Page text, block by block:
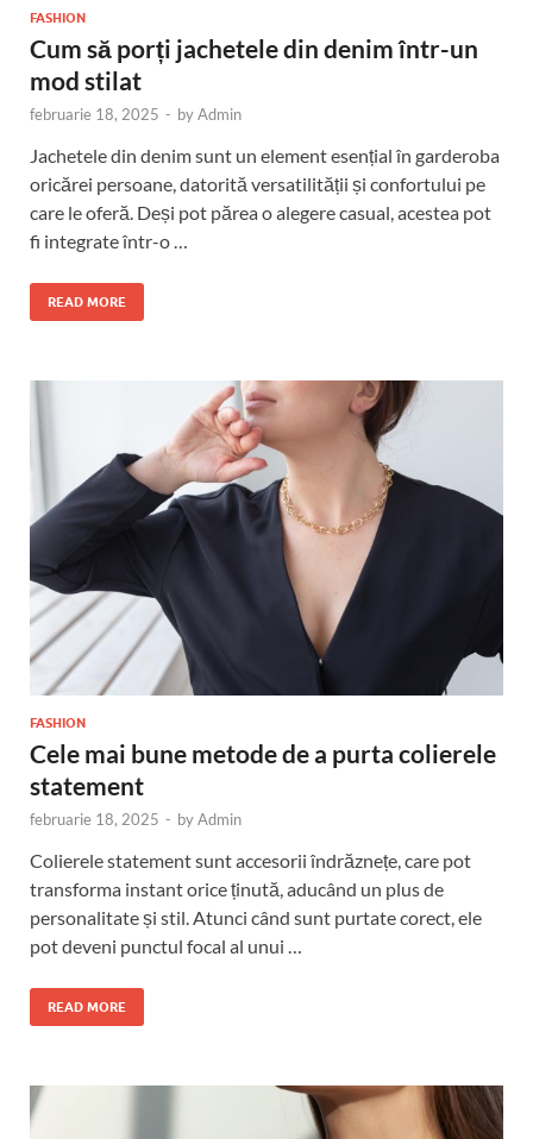
FASHION
Cum să porți jachetele din denim într-un
mod stilat
februarie 18, 2025 - byAdmin
Jachetele din denim sunt un element esențial în garderoba
oricărei persoane, datorită versatilității și confortului pe
care le oferă. Deși pot părea o alegere casual, acestea pot
fi integrate într-o …
READ MORE
FASHION
Cele mai bune metode de a purta colierele
statement
februarie 18, 2025 - byAdmin
Colierele statement sunt accesorii îndrăznețe, care pot
transforma instant orice ținută, aducând un plus de
personalitate și stil. Atunci când sunt purtate corect, ele
pot deveni punctul focal al unui …
READ MORE